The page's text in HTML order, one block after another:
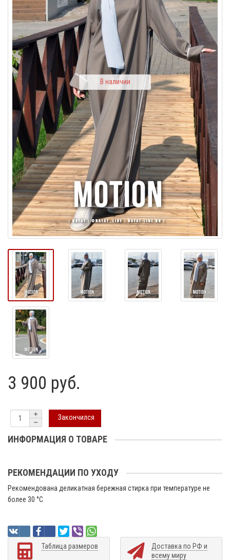
В наличии
3 900 руб.
Закончился
ИНФОРМАЦИЯ О ТОВАРЕ
РЕКОМЕНДАЦИИ ПО УХОДУ
Рекомендована деликатная бережная стирка при температуре не
более 30 °C
Таблица размеров
Доставка по РФ и
всему миру